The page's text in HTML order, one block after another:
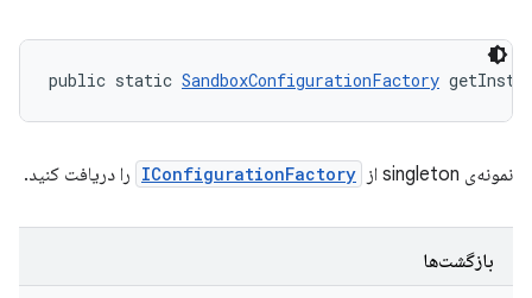
public static SandboxConfigurationFactory
نمونه‌ی singleton از IConfigurationFactory را دریافت کنید.
بازگشت‌ها